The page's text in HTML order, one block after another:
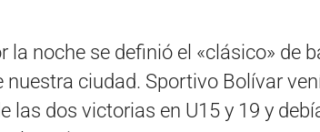
la noche se definió el «clásico» de
nuestra ciudad. Sportivo Bolívar
las dos victorias en U15 y 19 y